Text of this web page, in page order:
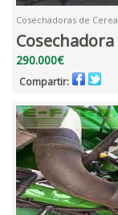
Cosechadoras de
290.000€
Compartir: